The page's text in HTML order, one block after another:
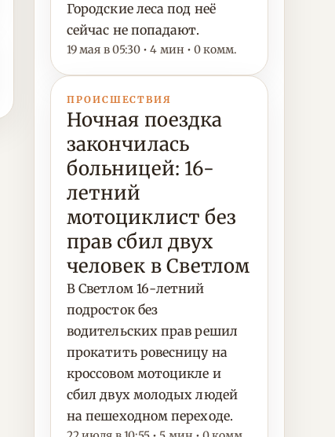
Городские леса под неё
сейчас не попадают.
19 мая в 05:30 • 4 мин • 0 комм.
ПРОИСШЕСТВИЯ
Ночная поездка
закончилась
больницей: 16-
летний
мотоциклист без
прав сбил двух
человек в Светлом
В Светлом 16-летний
подросток без
водительских прав решил
прокатить ровесницу на
кроссовом мотоцикле и
сбил двух молодых людей
на пешеходном переходе.